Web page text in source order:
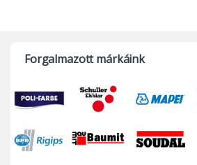
Forgalmazott márkáink